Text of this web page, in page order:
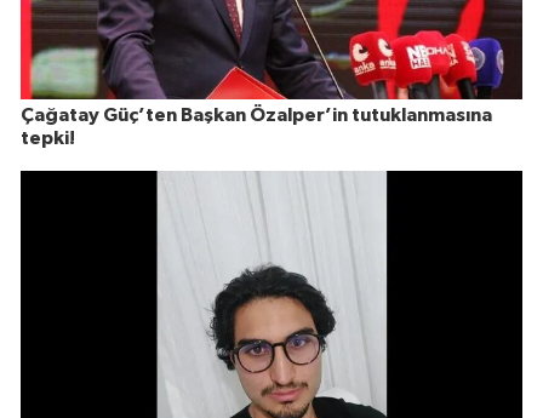
Çağatay Güç’ten Başkan Özalper’in tutuklanmasına
tepki!